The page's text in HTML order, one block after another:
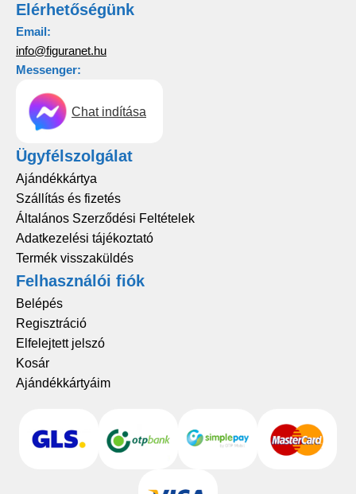
Elérhetőségünk
Email:
info@figuranet.hu
Messenger:
Chat indítása
Ügyfélszolgálat
Ajándékkártya
Szállítás és fizetés
Általános Szerződési Feltételek
Adatkezelési tájékoztató
Termék visszaküldés
Felhasználói fiók
Belépés
Regisztráció
Elfelejtett jelszó
Kosár
Ajándékkártyáim